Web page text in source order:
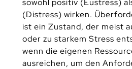
sowohl positiv (Eustress)
(Distress) wirken.
ist ein Zustand, der meist
oder zu starkem Stress
wenn die eigenen
ausreichen, um den